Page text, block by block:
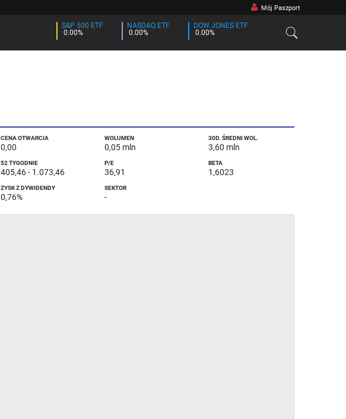
Mój Paszport
S&P 500 ETF
0.00%
NASDAQ ETF
0.00%
DOW JONES ETF
0.00%
CENA OTWARCIA
0,00
WOLUMEN
0,05 mln
30D. ŚREDNI WOL.
3,60 mln
52 TYGODNIE
405,46- 1.073,46
P/E
36,91
BETA
1,6023
ZYSK Z DYWIDENDY
0,76%
SEKTOR
-